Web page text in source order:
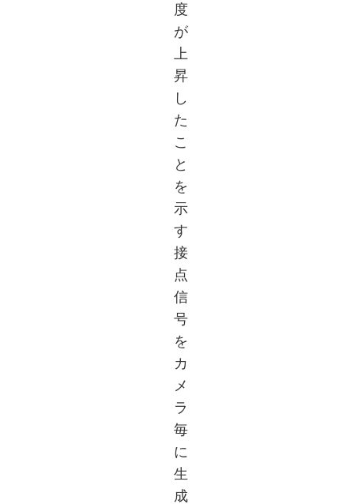
度
が
上
昇
し
た
こ
と
を
示
す
接
点
信
号
を
カ
メ
ラ
毎
に
生
成